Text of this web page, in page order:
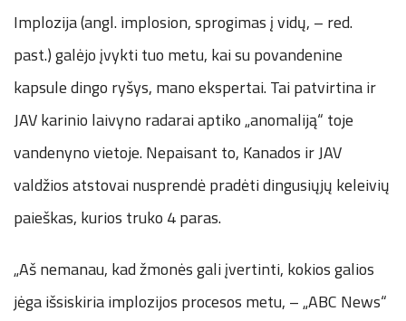
Implozija (angl. implosion, sprogimas į vidų, – red.
past.) galėjo įvykti tuo metu, kai su povandenine
kapsule dingo ryšys, mano ekspertai. Tai patvirtina ir
JAV karinio laivyno radarai aptiko „anomaliją“ toje
vandenyno vietoje. Nepaisant to, Kanados ir JAV
valdžios atstovai nusprendė pradėti dingusiųjų keleivių
paieškas, kurios truko 4 paras.
„Aš nemanau, kad žmonės gali įvertinti, kokios galios
jėga išsiskiria implozijos procesos metu, – „ABC News“